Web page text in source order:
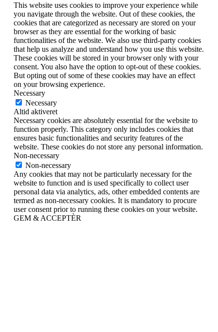
This website uses cookies to improve your experience while
you navigate through the website. Out of these cookies, the
cookies that are categorized as necessary are stored on your
browser as they are essential for the working of basic
functionalities of the website. We also use third-party cookies
that help us analyze and understand how you use this website.
These cookies will be stored in your browser only with your
consent. You also have the option to opt-out of these cookies.
But opting out of some of these cookies may have an effect
on your browsing experience.
Necessary
Necessary
Altid aktiveret
Necessary cookies are absolutely essential for the website to
function properly. This category only includes cookies that
ensures basic functionalities and security features of the
website. These cookies do not store any personal information.
Non-necessary
Non-necessary
Any cookies that may not be particularly necessary for the
website to function and is used specifically to collect user
personal data via analytics, ads, other embedded contents are
termed as non-necessary cookies. It is mandatory to procure
user consent prior to running these cookies on your website.
GEM & ACCEPTÈR